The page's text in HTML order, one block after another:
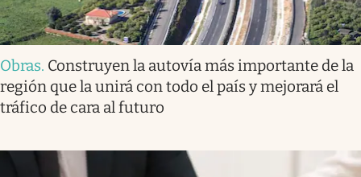
Obras. Construyen la autovía más importante de la
región que la unirá con todo el país y mejorará el
tráfico de cara al futuro